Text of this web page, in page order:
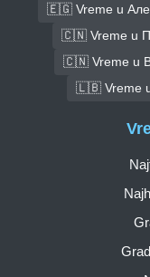
🇪🇬 Vreme u
🇨🇳 Vreme u
🇨🇳 Vreme u
🇱🇧 Vreme u